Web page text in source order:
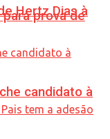
prova de
Hertz Dias à
candidato à